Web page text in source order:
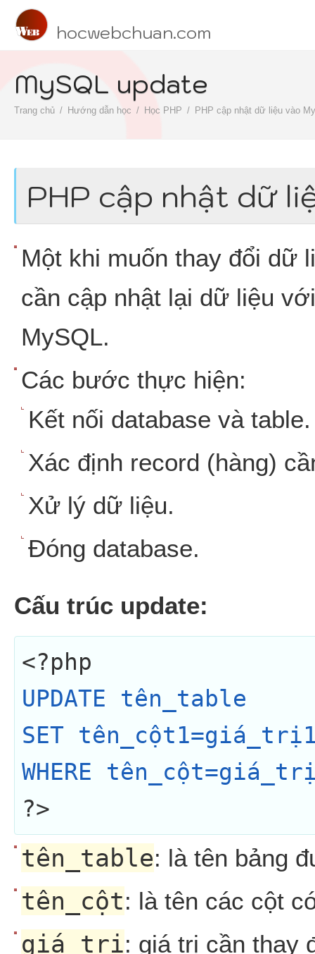
hocwebchuan.com
MySQL update
Trang chủ Hướng dẫn học Học PHP PHP cập nhật dữ liệu vào
PHP cập nhật dữ
Một khi muốn thay đổi dữ
cần cập nhật lại dữ liệu
MySQL.
Các bước thực hiện:
Kết nối database và table.
Xác định record (hàng)
Xử lý dữ liệu.
Đóng database.
Cấu trúc update:
UPDATE tên_table
SET
WHERE
?>
tên_table: là tên bảng
tên_cột: là tên các cột
giá_trị: giá trị cần thay